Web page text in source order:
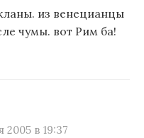
из венецианцы
чумы. вот Рим ба!
2005 в 19:37